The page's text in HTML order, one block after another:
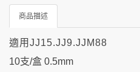
商品描述
適用JJ15.JJ9.JJM88
10支/盒 0.5mm